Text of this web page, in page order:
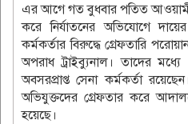
এর আগে গত বুধবার পতিত
করে নির্যাতনের অভিযোগে
কর্মকর্তার বিরুদ্ধে গ্রেফতারি
অপরাধ ট্রাইব্যুনাল। তাদের
অবসরপ্রাপ্ত সেনা কর্মকর্তা
অভিযুক্তদের গ্রেফতার করে
হয়েছে।